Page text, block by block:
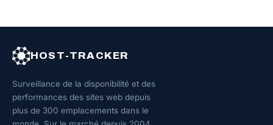
HOST-TRACKER
Surveillance de la disponibilité et des
performances des sites web depuis
plus de 300 emplacements dans le